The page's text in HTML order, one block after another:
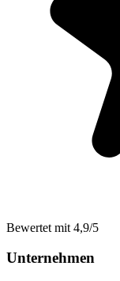
Bewertet mit 4,9/5
Unternehmen